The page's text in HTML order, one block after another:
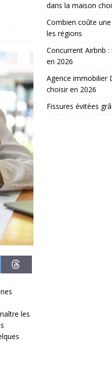
les
dans la maison
Combien coûte
les régions
Concurrent Airbnb
en 2026
Agence immobilier
choisir en 2026
Fissures évitées